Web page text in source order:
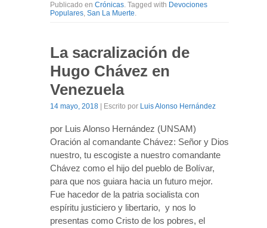
Publicado en Crónicas. Tagged with Devociones
Populares, San La Muerte.
La sacralización de
Hugo Chávez en
Venezuela
14 mayo, 2018 | Escrito por Luis Alonso Hernández
por Luis Alonso Hernández (UNSAM)
Oración al comandante Chávez: Señor y Dios
nuestro, tu escogiste a nuestro comandante
Chávez como el hijo del pueblo de Bolívar,
para que nos guiara hacia un futuro mejor.
Fue hacedor de la patria socialista con
espíritu justiciero y libertario, y nos lo
presentas como Cristo de los pobres, el